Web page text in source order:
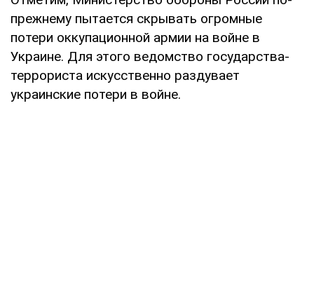
прежнему пытается скрывать огромные
потери оккупационной армии на войне в
Украине. Для этого ведомство государства-
террориста искусственно раздувает
украинские потери в войне.